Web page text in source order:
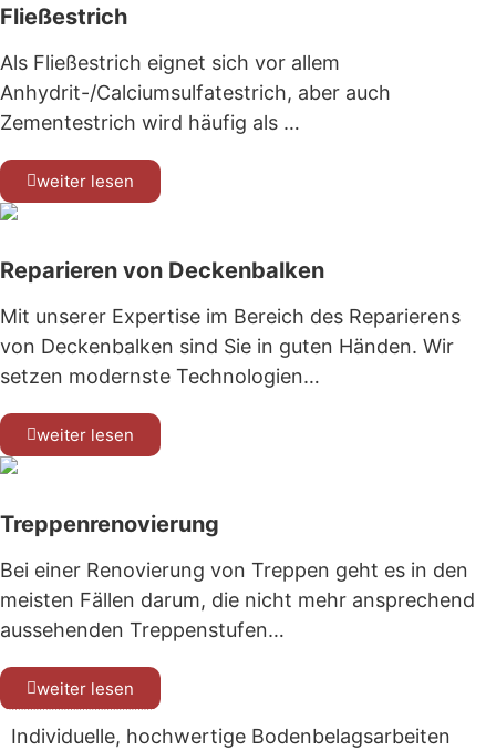
Fließestrich
Als Fließestrich eignet sich vor allem
Anhydrit-/Calciumsulfatestrich, aber auch
Zementestrich wird häufig als …
weiter lesen
Reparieren von Deckenbalken
Mit unserer Expertise im Bereich des Reparierens
von Deckenbalken sind Sie in guten Händen. Wir
setzen modernste Technologien…
weiter lesen
Treppenrenovierung
Bei einer Renovierung von Treppen geht es in den
meisten Fällen darum, die nicht mehr ansprechend
aussehenden Treppenstufen…
weiter lesen
Individuelle, hochwertige Bodenbelagsarbeiten